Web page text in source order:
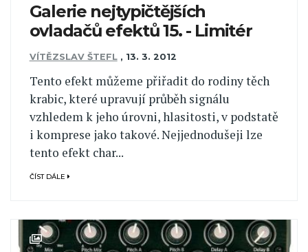
Galerie nejtypičtějších
ovladačů efektů 15. - Limitér
VÍTĚZSLAV ŠTEFL , 13. 3. 2012
Tento efekt můžeme přiřadit do rodiny těch
krabic, které upravují průběh signálu
vzhledem k jeho úrovni, hlasitosti, v podstatě
i komprese jako takové. Nejjednodušeji lze
tento efekt char...
ČÍST DÁLE